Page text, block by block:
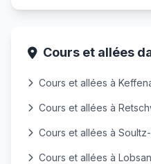
Cours et allées
Cours et allées à
Cours et allées à
Cours et allées à
Cours et allées à